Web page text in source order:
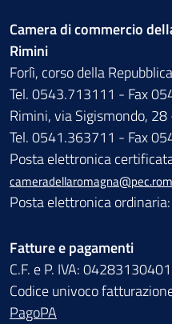
Camera di commercio
Rimini
Forlì, corso della
Tel. 0543.713111 - Fax
Rimini, via Sigismondo,
Tel. 0541.363711 - Fax
Posta elettronica
Posta elettronica ordinaria:
Fatture e pagamenti
C.F. e P. IVA: 04283130401
Codice univoco
PagoPA